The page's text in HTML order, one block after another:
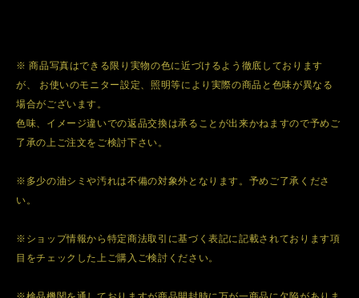
※ 商品写真はできる限り実物の色に近づけるよう徹底しております
が、 お使いのモニター設定、照明等により実際の商品と色味が異なる
場合がございます。
色味、イメージ違いでの返品交換は承ることが出来かねますので予めご
了承の上ご注文をご検討下さい。
※多少の油シミや汚れは不備の対象外となります。予めご了承くださ
い。
※ショップ情報から特定商法取引に基づく表記に記載されております項
目をチェックした上ご購入ご検討ください。